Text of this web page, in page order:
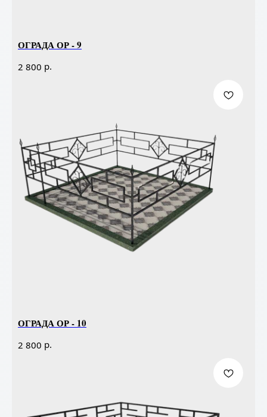
ОГРАДА ОР - 9
2 800 р.
ОГРАДА ОР - 10
2 800 р.